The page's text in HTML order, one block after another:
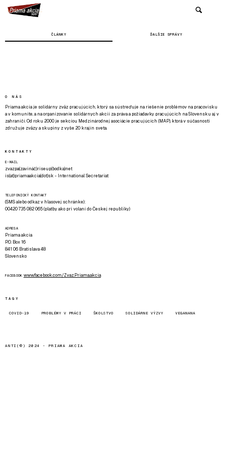
ČLÁNKY ĎALŠIE SPRÁVY
O NÁS
Priama akcia je solidárny zväz pracujúcich, ktorý sa sústreďuje na riešenie problémov na pracovisku
a v komunite, a na organizovanie solidárnych akcií za práva a požiadavky pracujúcich na Slovensku aj v
zahraničí. Od roku 2000 je sekciou Medzinárodnej asociácie pracujúcich (MAP), ktorá v súčasnosti
združuje zväzy a skupiny z vyše 20 krajín sveta.
KONTAKTY
E-MAIL
zvazpa(zavináč)riseup(bodka)net
is(at)priamaakcia(dot)sk - International Secretariat
TELEFONICKÝ KONTAKT
(SMS alebo odkaz v hlasovej schránke):
00420 735 082 065 (platby ako pri volaní do Českej republiky)
ADRESA
Priama akcia
P.O. Box 16
841 06 Bratislava 48
Slovensko
FACEBOOK www.facebook.com/Zvaz.Priama.akcia
TAGY
COVID-19 PROBLÉMY V PRÁCI ŠKOLSTVO SOLIDÁRNE VÝZVY VEGANANA
ANTI(©) 2024 - PRIAMA AKCIA